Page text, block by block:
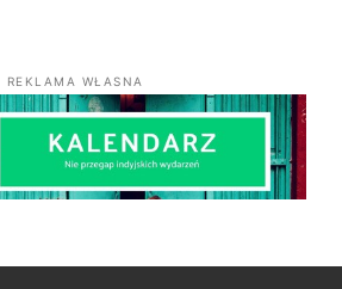
REKLAMA WŁASNA